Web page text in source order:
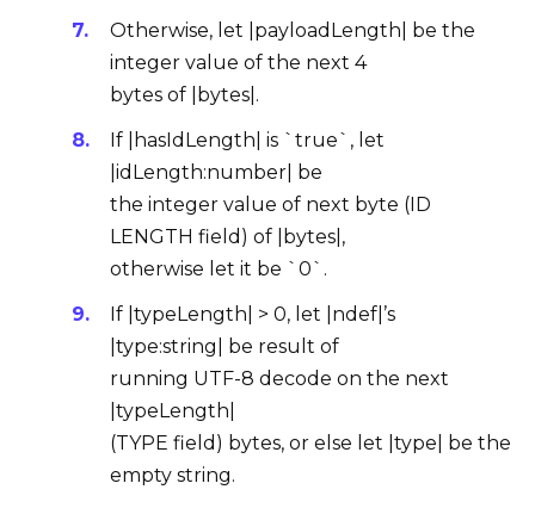
Otherwise, let |payloadLength| be the
integer value of the next 4
bytes of |bytes|.
If |hasIdLength| is `true`, let
|idLength:number| be
the integer value of next byte ( ID
LENGTH field ) of |bytes|,
otherwise let it be `0`.
If |typeLength| > 0, let |ndef|’s
|type:string| be result of
running UTF-8 decode on the next
|typeLength|
(TYPE field ) bytes, or else let |type| be the
empty string.